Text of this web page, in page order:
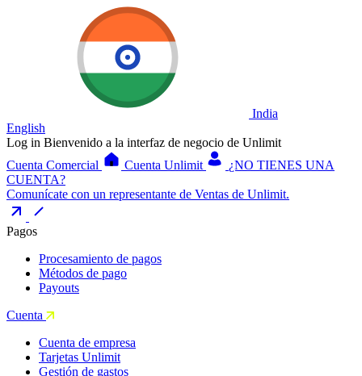
India
English
Log in Bienvenido a la interfaz de negocio de Unlimit
Cuenta Comercial
Cuenta Unlimit
¿NO TIENES UNA
CUENTA?
Comunícate con un representante de Ventas de Unlimit.
Pagos
Procesamiento de pagos
Métodos de pago
Payouts
Cuenta
Cuenta de empresa
Tarjetas Unlimit
Gestión de gastos